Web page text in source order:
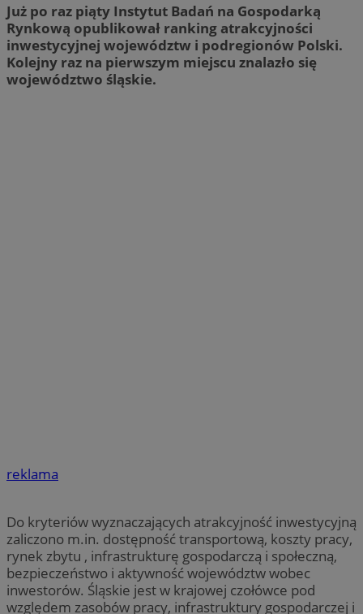
Już po raz piąty Instytut Badań na Gospodarką
Rynkową opublikował ranking atrakcyjności
inwestycyjnej województw i podregionów Polski.
Kolejny raz na pierwszym miejscu znalazło się
województwo śląskie.
reklama
Do kryteriów wyznaczających atrakcyjność inwestycyjną
zaliczono m.in. dostępność transportową, koszty pracy,
rynek zbytu , infrastrukturę gospodarczą i społeczną,
bezpieczeństwo i aktywność województw wobec
inwestorów. Śląskie jest w krajowej czołówce pod
względem zasobów pracy, infrastruktury gospodarczej i